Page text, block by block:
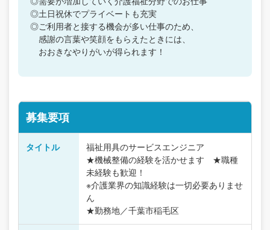
◎土日祝休でプライベートも充実
◎ご利用者と接する機会が多い仕事のため、
感謝の言葉や笑顔をもらえたときには、
おおきなやりがいが得られます！
募集要項
タイトル
福祉用具のサービスエンジニア
★機械整備の経験を活かせます ★職種
未経験も歓迎！
※介護業界の知識経験は一切必要ありませ
ん
★勤務地／千葉市稲毛区